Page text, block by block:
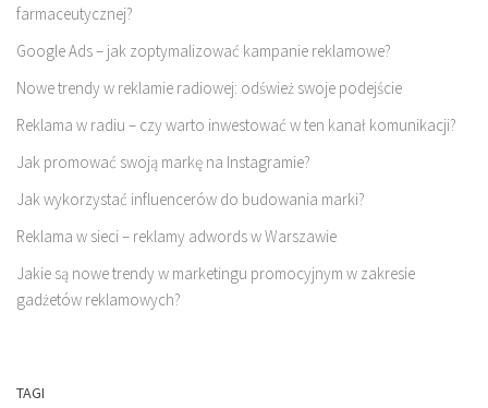
farmaceutycznej?
Google Ads – jak zoptymalizować kampanie reklamowe?
Nowe trendy w reklamie radiowej: odśwież swoje podejście
Reklama w radiu – czy warto inwestować w ten kanał komunikacji?
Jak promować swoją markę na Instagramie?
Jak wykorzystać influencerów do budowania marki?
Reklama w sieci – reklamy adwords w Warszawie
Jakie są nowe trendy w marketingu promocyjnym w zakresie
gadżetów reklamowych?
TAGI